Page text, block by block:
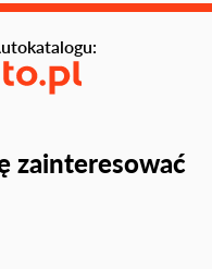
zainteresować